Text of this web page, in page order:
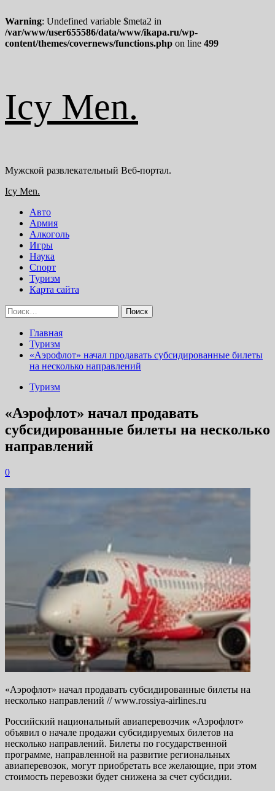
Warning: Undefined variable $meta2 in
/var/www/user655586/data/www/ikapa.ru/wp-
content/themes/covernews/functions.php on line 499
содержимому
Icy Men.
Мужской развлекательный Веб-портал.
Основное
Icy Men.
Авто
Армия
Алкоголь
Игры
Наука
Спорт
Туризм
Карта сайта
Найти:
Главная
Туризм
«Аэрофлот» начал продавать субсидированные билеты
на несколько направлений
Туризм
«Аэрофлот» начал продавать
субсидированные билеты на несколько
направлений
0
«Аэрофлот» начал продавать субсидированные билеты на
несколько направлений // www.rossiya-airlines.ru
Российский национальный авиаперевозчик «Аэрофлот»
объявил о начале продажи субсидируемых билетов на
несколько направлений. Билеты по государственной
программе, направленной на развитие региональных
авиаперевозок, могут приобретать все желающие, при этом
стоимость перевозки будет снижена за счет субсидии.